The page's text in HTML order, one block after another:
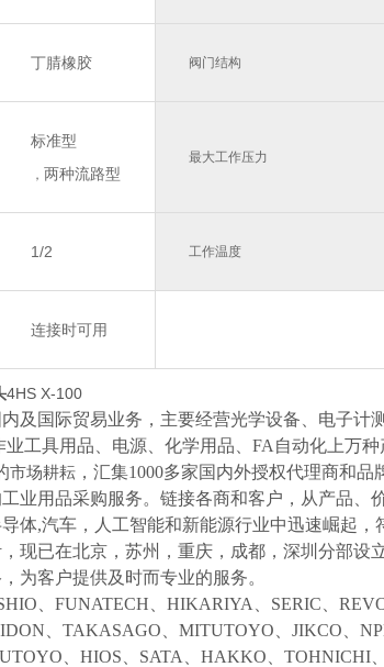
丁腈橡胶 阀门结构
标准型
， 两种流路型
最大工作压力
1/2 工作温度
连接时可用
4HS X-100
及国际贸易业务，主要经营光学设备、电子计
业工具用品、电源、化学用品、FA自动化上万
市场耕耘 ，汇集1000多家国内外授权代理商和品
业用品采购服务。链接各商和客户，从产品、
体,汽车，人工智能和新能源行业中迅速崛起
现已在北京，苏州，重庆，成都，深圳分部设
为客户提供及时而专业的服务。
、FUNATECH、HIKARIYA、SERIC、
、TAKASAGO、MITUTOYO、JIKCO、
、HIOS、SATA、HAKKO、TOHNICHI